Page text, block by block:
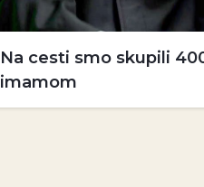
Na cesti smo skupili
imamom